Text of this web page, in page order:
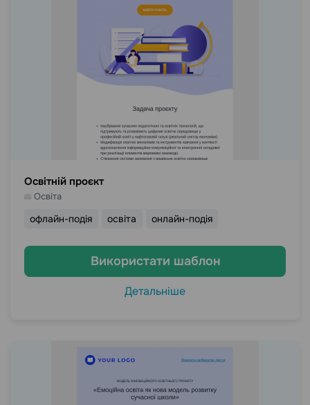
Освітній проєкт
Освіта
офлайн-подія освіта онлайн-подія
Використати шаблон
Детальніше